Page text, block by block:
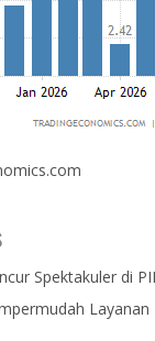
Spektakuler di